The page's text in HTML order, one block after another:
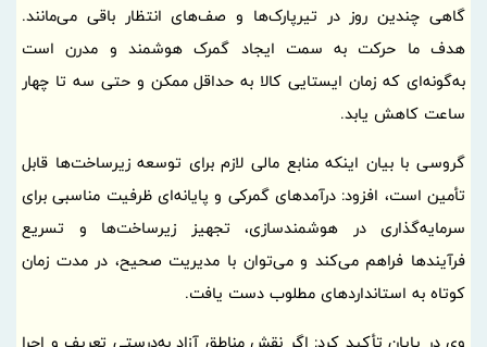
گاهی چندین روز در تیرپارک‌ها و صف‌های انتظار باقی می‌مانند.
هدف ما حرکت به سمت ایجاد گمرک هوشمند و مدرن است
به‌گونه‌ای که زمان ایستایی کالا به حداقل ممکن و حتی سه تا چهار
ساعت کاهش یابد.
گروسی با بیان اینکه منابع مالی لازم برای توسعه زیرساخت‌ها قابل
تأمین است، افزود: درآمدهای گمرکی و پایانه‌ای ظرفیت مناسبی برای
سرمایه‌گذاری در هوشمندسازی، تجهیز زیرساخت‌ها و تسریع
فرآیندها فراهم می‌کند و می‌توان با مدیریت صحیح، در مدت زمان
کوتاه به استانداردهای مطلوب دست یافت.
وی در پایان تأکید کرد: اگر نقش مناطق آزاد به‌درستی تعریف و اجرا